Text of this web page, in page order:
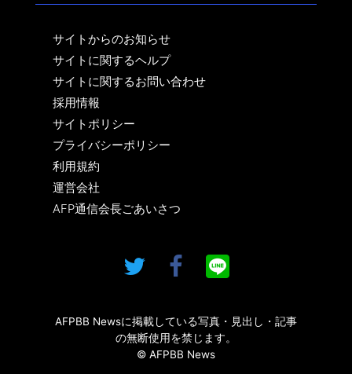
サイトからのお知らせ
サイトに関するヘルプ
サイトに関するお問い合わせ
採用情報
サイトポリシー
プライバシーポリシー
利用規約
運営会社
AFP通信会長ごあいさつ
AFPBB Newsに掲載している写真・見出し・記事
の無断使用を禁じます。
© AFPBB News